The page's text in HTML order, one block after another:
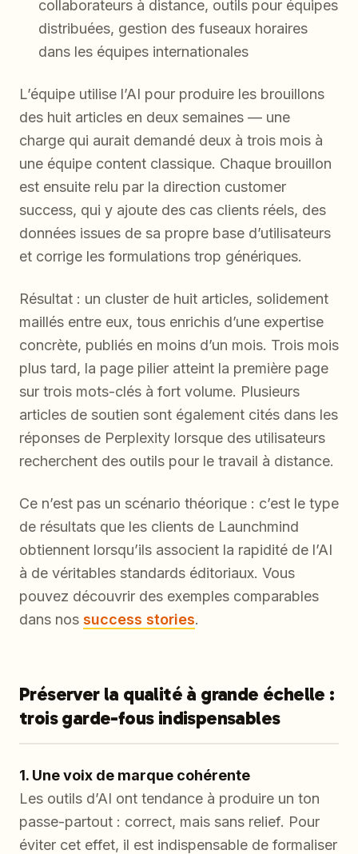
collaborateurs à distance, outils pour équipes
distribuées, gestion des fuseaux horaires
dans les équipes internationales
L’équipe utilise l’AI pour produire les brouillons
des huit articles en deux semaines — une
charge qui aurait demandé deux à trois mois à
une équipe content classique. Chaque brouillon
est ensuite relu par la direction customer
success, qui y ajoute des cas clients réels, des
données issues de sa propre base d’utilisateurs
et corrige les formulations trop génériques.
Résultat : un cluster de huit articles, solidement
maillés entre eux, tous enrichis d’une expertise
concrète, publiés en moins d’un mois. Trois mois
plus tard, la page pilier atteint la première page
sur trois mots-clés à fort volume. Plusieurs
articles de soutien sont également cités dans les
réponses de Perplexity lorsque des utilisateurs
recherchent des outils pour le travail à distance.
Ce n’est pas un scénario théorique : c’est le type
de résultats que les clients de Launchmind
obtiennent lorsqu’ils associent la rapidité de l’AI
à de véritables standards éditoriaux. Vous
pouvez découvrir des exemples comparables
dans nos success stories.
Préserver la qualité à grande échelle :
trois garde-fous indispensables
1. Une voix de marque cohérente
Les outils d’AI ont tendance à produire un ton
passe-partout : correct, mais sans relief. Pour
éviter cet effet, il est indispensable de formaliser